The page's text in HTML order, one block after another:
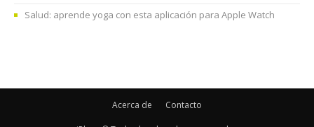
Salud: aprende yoga con esta aplicación para Apple Watch
Acerca de Contacto